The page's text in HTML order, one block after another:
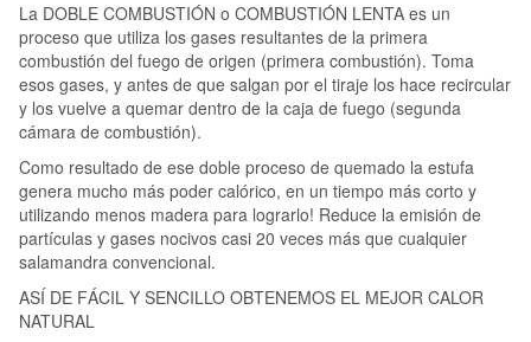
La DOBLE COMBUSTIÓN o COMBUSTIÓN LENTA es un
proceso que utiliza los gases resultantes de la primera
combustión del fuego de origen (primera combustión). Toma
esos gases, y antes de que salgan por el tiraje los hace recircular
y los vuelve a quemar dentro de la caja de fuego (segunda
cámara de combustión).
Como resultado de ese doble proceso de quemado la estufa
genera mucho más poder calórico, en un tiempo más corto y
utilizando menos madera para lograrlo! Reduce la emisión de
partículas y gases nocivos casi 20 veces más que cualquier
salamandra convencional.
ASÍ DE FÁCIL Y SENCILLO OBTENEMOS EL MEJOR CALOR
NATURAL